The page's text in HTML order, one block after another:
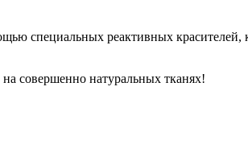
специальных реактивных красителей,
совершенно натуральных тканях!